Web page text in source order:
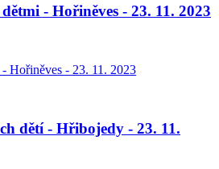
- Hořiněves - 23. 11. 2023
Hořiněves - 23. 11. 2023
dětí - Hřibojedy - 23. 11.